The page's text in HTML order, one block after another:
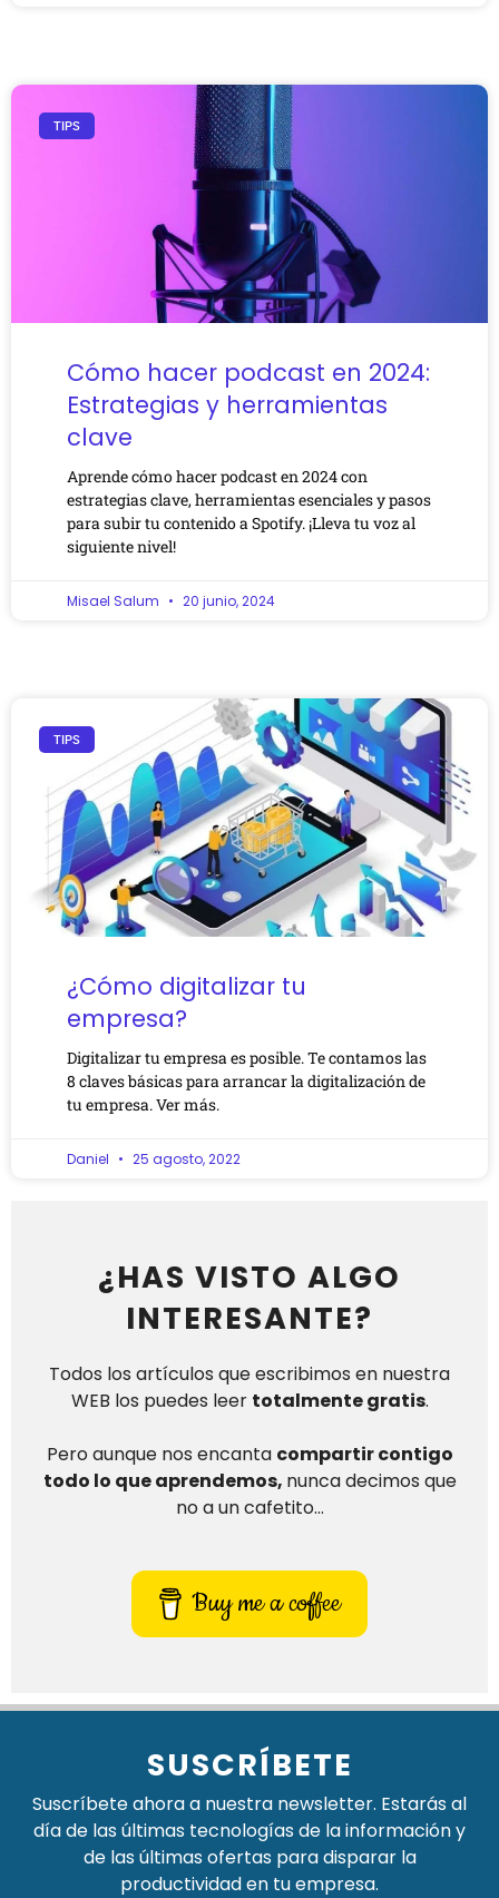
TIPS
Cómo hacer podcast en 2024:
Estrategias y herramientas
clave
Aprende cómo hacer podcast en 2024 con
estrategias clave, herramientas esenciales y pasos
para subir tu contenido a Spotify. ¡Lleva tu voz al
siguiente nivel!
Misael Salum 20 junio, 2024
TIPS
¿Cómo digitalizar tu
empresa?
Digitalizar tu empresa es posible. Te contamos las
8 claves básicas para arrancar la digitalización de
tu empresa. Ver más.
Daniel 25 agosto, 2022
¿HAS VISTO ALGO
INTERESANTE?
Todos los artículos que escribimos en nuestra
WEB los puedes leer totalmente gratis.
Pero aunque nos encanta compartir contigo
todo lo que aprendemos, nunca decimos que
no a un cafetito…
Buy me a coffee
SUSCRÍBETE
Suscríbete ahora a nuestra newsletter. Estarás al
día de las últimas tecnologías de la información y
de las últimas ofertas para disparar la
productividad en tu empresa.